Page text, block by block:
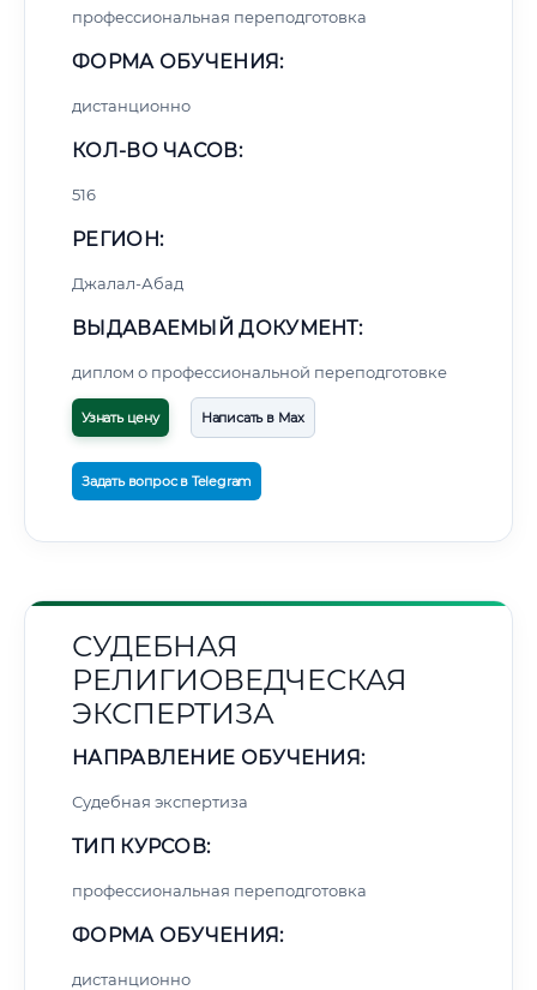
профессиональная переподготовка
ФОРМА ОБУЧЕНИЯ:
дистанционно
КОЛ-ВО ЧАСОВ:
516
РЕГИОН:
Джалал-Абад
ВЫДАВАЕМЫЙ ДОКУМЕНТ:
диплом о профессиональной переподготовке
Узнать цену Написать в Max
Задать вопрос в Telegram
СУДЕБНАЯ
РЕЛИГИОВЕДЧЕСКАЯ
ЭКСПЕРТИЗА
НАПРАВЛЕНИЕ ОБУЧЕНИЯ:
Судебная экспертиза
ТИП КУРСОВ:
профессиональная переподготовка
ФОРМА ОБУЧЕНИЯ:
дистанционно